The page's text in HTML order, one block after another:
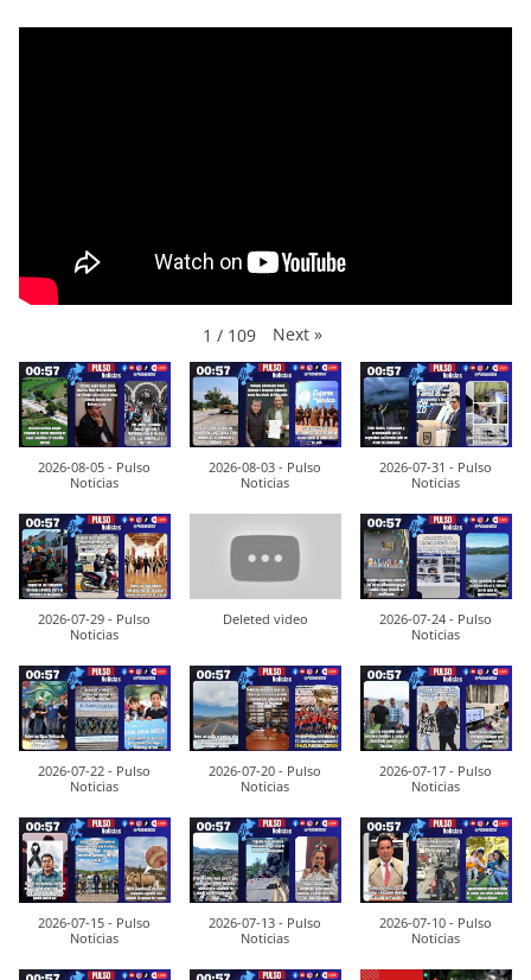
1 / 109 Next »
2026-08-05 - Pulso
Noticias
2026-08-03 - Pulso
Noticias
2026-07-31 - Pulso
Noticias
2026-07-29 - Pulso
Noticias
Deleted video
2026-07-24 - Pulso
Noticias
2026-07-22 - Pulso
Noticias
2026-07-20 - Pulso
Noticias
2026-07-17 - Pulso
Noticias
2026-07-15 - Pulso
Noticias
2026-07-13 - Pulso
Noticias
2026-07-10 - Pulso
Noticias